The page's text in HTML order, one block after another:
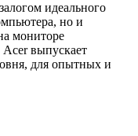
идеального
но и
мониторе
Acer выпускает
для опытных и